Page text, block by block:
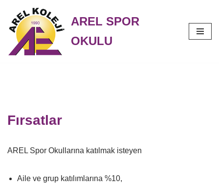
İçeriğe
geç
AREL SPOR
OKULU
Fırsatlar
AREL Spor Okullarına katılmak isteyen
Aile ve grup katılımlarına %10,